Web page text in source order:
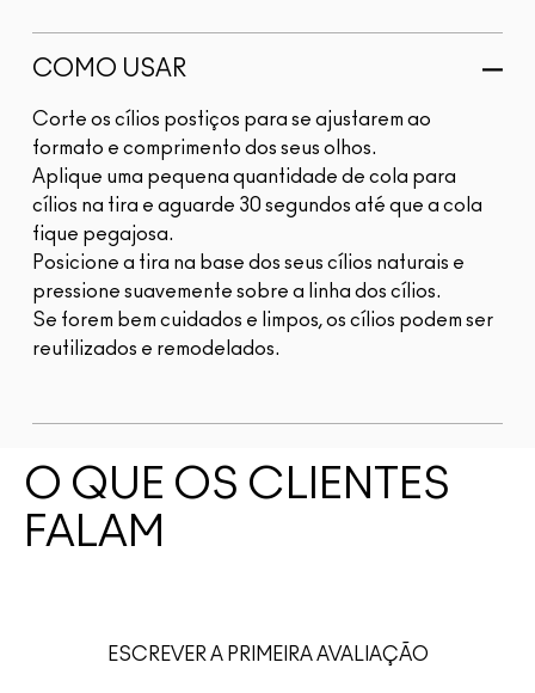
COMO USAR
Corte os cílios postiços para se ajustarem ao
formato e comprimento dos seus olhos.
Aplique uma pequena quantidade de cola para
cílios na tira e aguarde 30 segundos até que a cola
fique pegajosa.
Posicione a tira na base dos seus cílios naturais e
pressione suavemente sobre a linha dos cílios.
Se forem bem cuidados e limpos, os cílios podem ser
reutilizados e remodelados.
O QUE OS CLIENTES
FALAM
ESCREVER A PRIMEIRA AVALIAÇÃO